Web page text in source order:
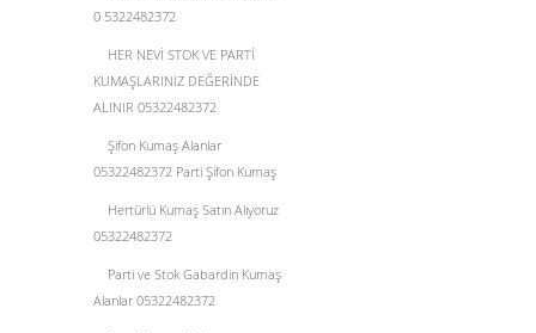
0 5322482372
HER NEVİ STOK VE PARTİ
KUMAŞLARINIZ DEĞERİNDE
ALINIR 05322482372
Şifon Kumaş Alanlar
05322482372 Parti Şifon Kumaş
Hertürlü Kumaş Satın Alıyoruz
05322482372
Parti ve Stok Gabardin Kumaş
Alanlar 05322482372